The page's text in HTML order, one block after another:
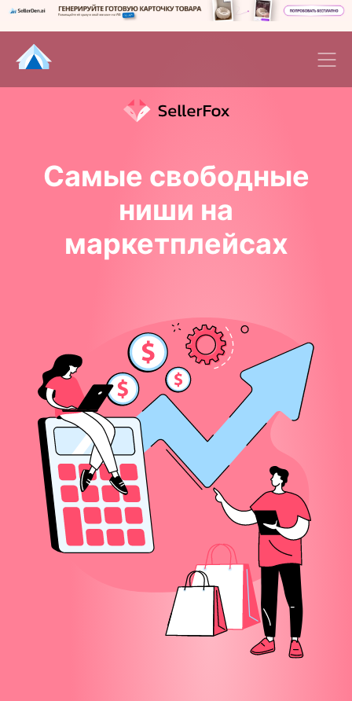
Самые свободные
ниши на
маркетплейсах